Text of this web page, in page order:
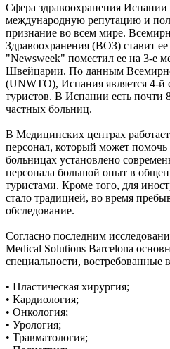
Сфера здравоохранения
международную репутацию и
признание во всем мире.
Здравоохранения (ВОЗ) ставит
"Newsweek" поместил ее на 3-е
Швейцарии. По данным
(UNWTO), Испания является 4-й
туристов. В Испании есть почти
частных больниц.
В Медицинских центрах
персонал, который может
больницах установлено
персонала большой опыт в
туристами. Кроме того, для
стало традицией, во время
обследование.
Согласно последним
Medical Solutions Barcelona
специальности,
• Пластическая хирургия;
• Кардиология;
• Онкология;
• Урология;
• Травматология;